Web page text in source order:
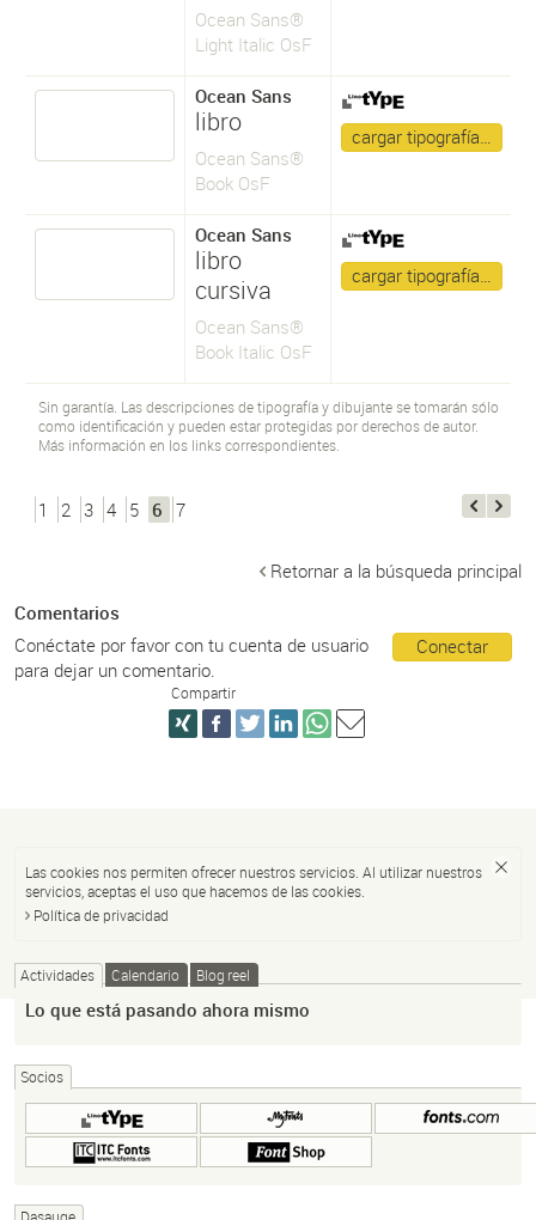
Ocean Sans®
Light Italic OsF
Ocean Sans
libro
Ocean Sans®
Book OsF
cargar tipografía…
Ocean Sans
libro
cursiva
Ocean Sans®
Book Italic OsF
cargar tipografía…
Sin garantía. Las descripciones de tipografía y dibujante se tomarán sólo
como identificación y pueden estar protegidas por derechos de autor.
Más información en los links correspondientes.
1 2 3 4 5 6 7
Retornar a la búsqueda principal
Comentarios
Conectar
Conéctate por favor con tu cuenta de usuario
para dejar un comentario.
Compartir
Las cookies nos permiten ofrecer nuestros servicios. Al utilizar nuestros
servicios, aceptas el uso que hacemos de las cookies.
Política de privacidad
Actividades Calendario Blog reel
Lo que está pasando ahora mismo
Socios
Dasauge